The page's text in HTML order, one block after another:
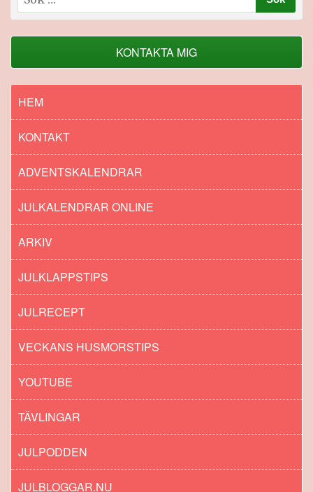
efter:
KONTAKTA MIG
HEM
KONTAKT
ADVENTSKALENDRAR
JULKALENDRAR ONLINE
ARKIV
JULKLAPPSTIPS
JULRECEPT
VECKANS HUSMORSTIPS
YOUTUBE
TÄVLINGAR
JULPODDEN
JULBLOGGAR.NU